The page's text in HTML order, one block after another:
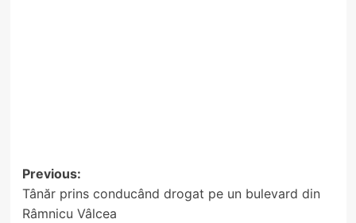
Post
navigation
Previous:
Tânăr prins conducând drogat pe un bulevard din
Râmnicu Vâlcea